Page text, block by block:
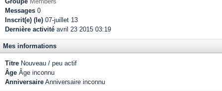
Messages 0
Inscrit(e) (le) 07-juillet 13
Dernière activité avril 23 2015 03:19
Mes informations
Titre Nouveau / peu actif
Âge Âge inconnu
Anniversaire Anniversaire inconnu